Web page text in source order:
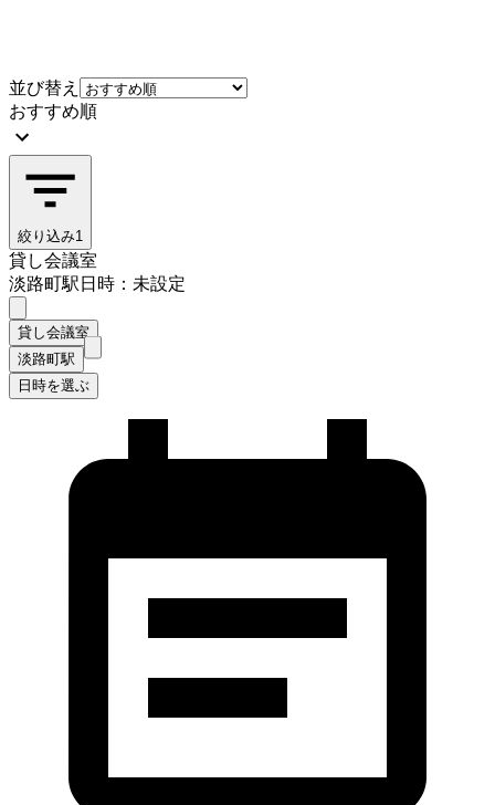
並び替え
おすすめ順
絞り込み1
貸し会議室
淡路町駅日時：未設定
貸し会議室
淡路町駅
日時を選ぶ